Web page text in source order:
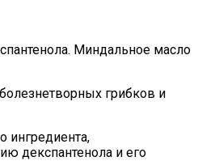
Миндальное масло
грибков и
ингредиента,
декспантенола и его